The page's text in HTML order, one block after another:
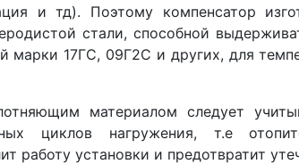
и тд). Поэтому компенсатор
стали, способной
марки 17ГС, 09Г2С и других, для
материалом следует
циклов нагружения, т.е
работу установки и предотвратит